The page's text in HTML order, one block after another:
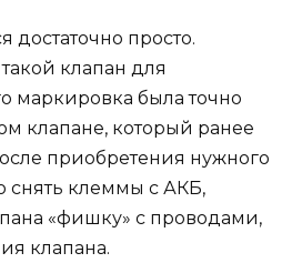
достаточно просто.
клапан для
маркировка была точно
клапане, который ранее
приобретения нужного
снять клеммы с АКБ,
«фишку» с проводами,
клапана.